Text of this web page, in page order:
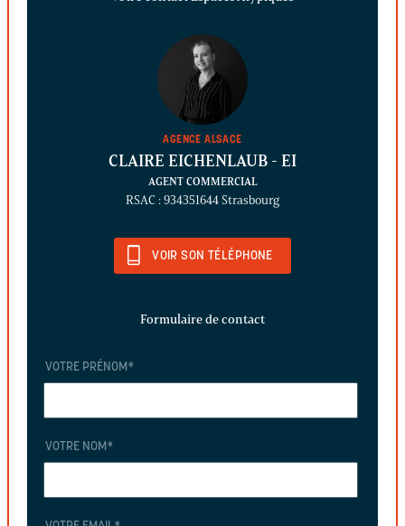
AGENCE ALSACE
CLAIRE EICHENLAUB - EI
AGENT COMMERCIAL
RSAC : 934351644 Strasbourg
VOIR SON TÉLÉPHONE
Formulaire de contact
VOTRE PRÉNOM *
VOTRE NOM *